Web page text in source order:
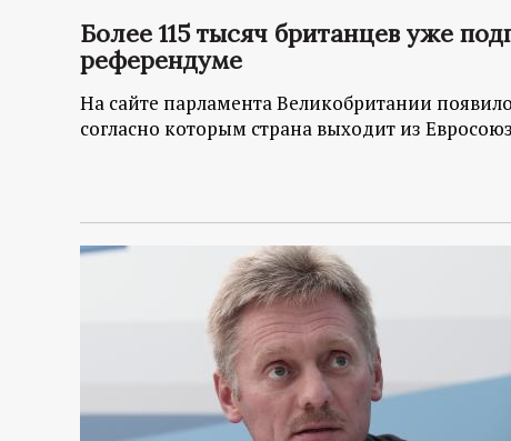
Более 115 тысяч британцев уже
референдуме
На сайте парламента Великобритании
согласно которым страна выходит из